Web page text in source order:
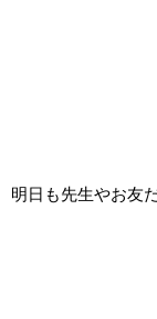
明日も先生やお友